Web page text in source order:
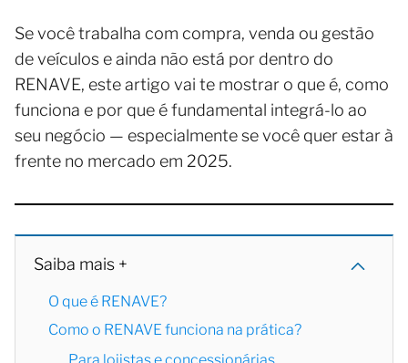
Se você trabalha com compra, venda ou gestão
de veículos e ainda não está por dentro do
RENAVE, este artigo vai te mostrar o que é, como
funciona e por que é fundamental integrá-lo ao
seu negócio — especialmente se você quer estar à
frente no mercado em 2025.
Saiba mais +
O que é RENAVE?
Como o RENAVE funciona na prática?
Para lojistas e concessionárias